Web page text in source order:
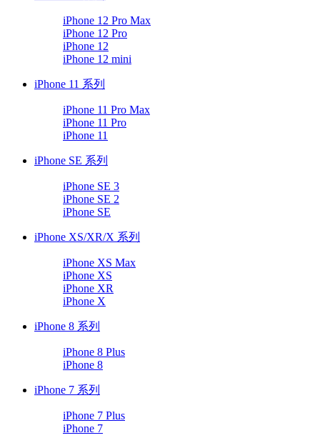
iPhone 12 Pro Max
iPhone 12 Pro
iPhone 12
iPhone 12 mini
iPhone 11 系列
iPhone 11 Pro Max
iPhone 11 Pro
iPhone 11
iPhone SE 系列
iPhone SE 3
iPhone SE 2
iPhone SE
iPhone XS/XR/X 系列
iPhone XS Max
iPhone XS
iPhone XR
iPhone X
iPhone 8 系列
iPhone 8 Plus
iPhone 8
iPhone 7 系列
iPhone 7 Plus
iPhone 7